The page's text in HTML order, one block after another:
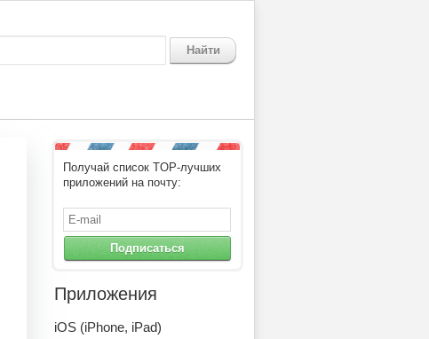
Найти
Получай список TOP-лучших
приложений на почту:
Подписаться
Приложения
iOS (iPhone, iPad)